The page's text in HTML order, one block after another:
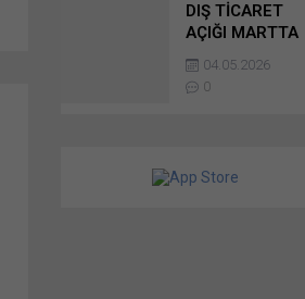
DIŞ TİCARET
AÇIĞI MARTTA
YÜZDE 56 ARTTI
04.05.2026
0